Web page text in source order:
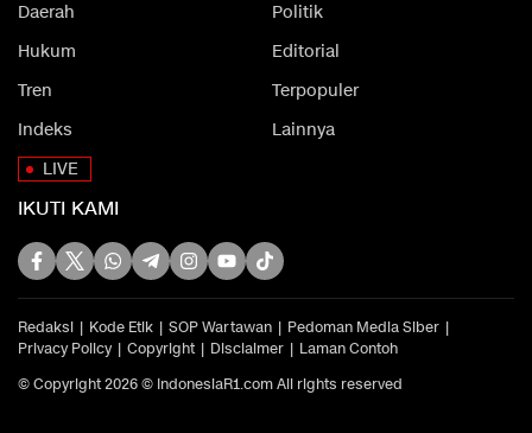
Daerah
Politik
Hukum
Editorial
Tren
Terpopuler
Indeks
Lainnya
LIVE
IKUTI KAMI
Redaksi Kode Etik SOP Wartawan
Pedoman Media Siber
Privacy Policy
Copyright Disclaimer
Laman Contoh
© Copyright 2026 © IndonesiaR1.com All rights reserved